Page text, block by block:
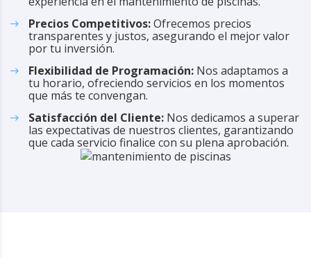
Precios Competitivos:Ofrecemos precios
transparentes y justos, asegurando el mejor valor
por tu inversión.
Flexibilidad de Programación: Nos adaptamos a
tu horario, ofreciendo servicios en los momentos
que más te convengan.
Satisfacción del Cliente: Nos dedicamos a superar
las expectativas de nuestros clientes, garantizando
que cada servicio finalice con su plena aprobación.